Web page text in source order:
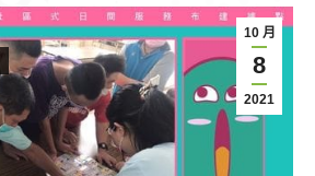
10 月
8
2021